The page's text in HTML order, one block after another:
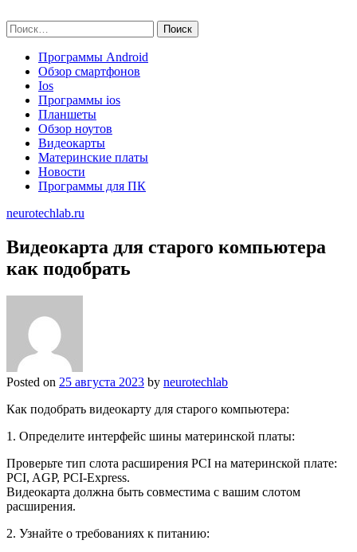
to
content
Найти:
Программы Android
Обзор смартфонов
Ios
Программы ios
Планшеты
Обзор ноутов
Видеокарты
Материнские платы
Новости
Программы для ПК
neurotechlab.ru
Видеокарта для старого компьютера
как подобрать
Posted on 25 августа 2023 by neurotechlab
Как подобрать видеокарту для старого компьютера:
1. Определите интерфейс шины материнской платы:
Проверьте тип слота расширения PCI на материнской плате:
PCI, AGP, PCI-Express.
Видеокарта должна быть совместима с вашим слотом
расширения.
2. Узнайте о требованиях к питанию: